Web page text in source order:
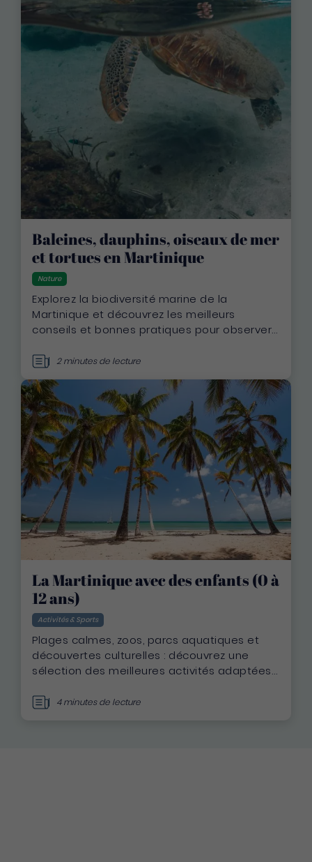
Baleines, dauphins, oiseaux de mer
et tortues en Martinique
Nature
Explorez la biodiversité marine de la
Martinique et découvrez les meilleurs
conseils et bonnes pratiques pour observer
mer de manière responsable et
2 minutes de lecture
La Martinique avec des enfants (0 à
12 ans)
Activités & Sports
Plages calmes, zoos, parcs aquatiques et
découvertes culturelles : découvrez une
sélection des meilleures activités adaptées
vacances en famille en Martinique.
4 minutes de lecture